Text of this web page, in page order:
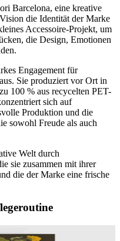
Barcelona, eine kreative
die Identität der Marke
Accessoire-Projekt, um
die Design, Emotionen
Engagement für
Sie produziert vor Ort in
100 % aus recycelten PET-
sich auf
Produktion und die
sowohl Freude als auch
Welt durch
sie zusammen mit ihrer
die der Marke eine frische